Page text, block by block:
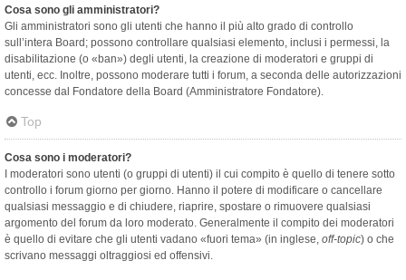
Cosa sono gli amministratori?
Gli amministratori sono gli utenti che hanno il più alto grado di controllo
sull’intera Board; possono controllare qualsiasi elemento, inclusi i permessi, la
disabilitazione (o «ban») degli utenti, la creazione di moderatori e gruppi di
utenti, ecc. Inoltre, possono moderare tutti i forum, a seconda delle autorizzazioni
concesse dal Fondatore della Board (Amministratore Fondatore).
Top
Cosa sono i moderatori?
I moderatori sono utenti (o gruppi di utenti) il cui compito è quello di tenere sotto
controllo i forum giorno per giorno. Hanno il potere di modificare o cancellare
qualsiasi messaggio e di chiudere, riaprire, spostare o rimuovere qualsiasi
argomento del forum da loro moderato. Generalmente il compito dei moderatori
è quello di evitare che gli utenti vadano «fuori tema» (in inglese, off-topic) o che
scrivano messaggi oltraggiosi ed offensivi.